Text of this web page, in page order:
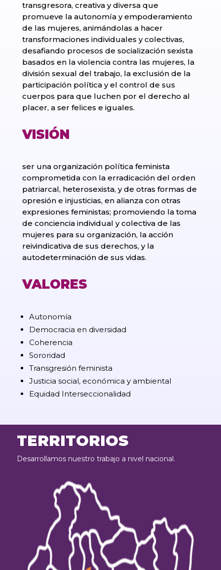
transgresora, creativa y diversa que
promueve la autonomía y empoderamiento
de las mujeres, animándolas a hacer
transformaciones individuales y colectivas,
desafiando procesos de socialización sexista
basados en la violencia contra las mujeres, la
división sexual del trabajo, la exclusión de la
participación política y el control de sus
cuerpos para que luchen por el derecho al
placer, a ser felices e iguales.
VISIÓN
ser una organización política feminista
comprometida con la erradicación del orden
patriarcal, heterosexista, y de otras formas de
opresión e injusticias, en alianza con otras
expresiones feministas; promoviendo la toma
de conciencia individual y colectiva de las
mujeres para su organización, la acción
reivindicativa de sus derechos, y la
autodeterminación de sus vidas.
VALORES
Autonomía
Democracia en diversidad
Coherencia
Sororidad
Transgresión feminista
Justicia social, económica y ambiental
Equidad Interseccionalidad
TERRITORIOS
Desarrollamos nuestro trabajo a nivel nacional.